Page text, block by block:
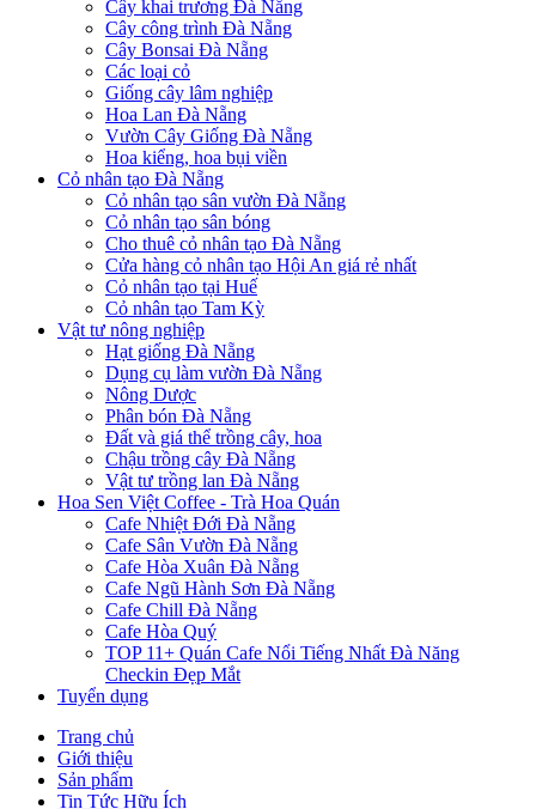
Cây khai trương Đà Nẵng
Cây công trình Đà Nẵng
Cây Bonsai Đà Nẵng
Các loại cỏ
Giống cây lâm nghiệp
Hoa Lan Đà Nẵng
Vườn Cây Giống Đà Nẵng
Hoa kiểng, hoa bụi viền
Cỏ nhân tạo Đà Nẵng
Cỏ nhân tạo sân vườn Đà Nẵng
Cỏ nhân tạo sân bóng
Cho thuê cỏ nhân tạo Đà Nẵng
Cửa hàng cỏ nhân tạo Hội An giá rẻ nhất
Cỏ nhân tạo tại Huế
Cỏ nhân tạo Tam Kỳ
Vật tư nông nghiệp
Hạt giống Đà Nẵng
Dụng cụ làm vườn Đà Nẵng
Nông Dược
Phân bón Đà Nẵng
Đất và giá thể trồng cây, hoa
Chậu trồng cây Đà Nẵng
Vật tư trồng lan Đà Nẵng
Hoa Sen Việt Coffee - Trà Hoa Quán
Cafe Nhiệt Đới Đà Nẵng
Cafe Sân Vườn Đà Nẵng
Cafe Hòa Xuân Đà Nẵng
Cafe Ngũ Hành Sơn Đà Nẵng
Cafe Chill Đà Nẵng
Cafe Hòa Quý
TOP 11+ Quán Cafe Nổi Tiếng Nhất Đà Năng
Checkin Đẹp Mắt
Tuyển dụng
Trang chủ
Giới thiệu
Sản phẩm
Tin Tức Hữu Ích